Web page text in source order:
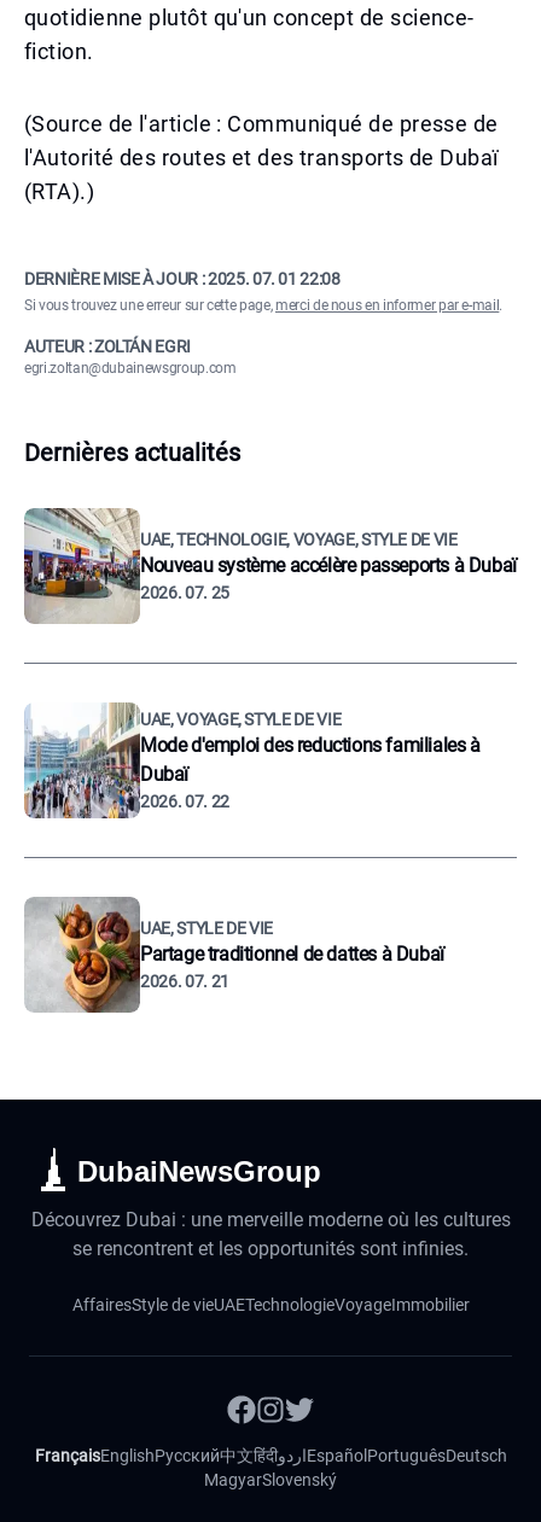
quotidienne plutôt qu'un concept de science-
fiction.
(Source de l'article : Communiqué de presse de
l'Autorité des routes et des transports de Dubaï
(RTA).)
DERNIÈRE MISE À JOUR :2025. 07. 01 22:08
Si vous trouvez une erreur sur cette page,merci de nous en informer par e-mail .
AUTEUR : ZOLTÁN EGRI
egri.zoltan@dubainewsgroup.com
Dernières actualités
UAE, TECHNOLOGIE, VOYAGE, STYLE DE VIE
Nouveau système accélère passeports à Dubaï
2026. 07. 25
UAE, VOYAGE, STYLE DE VIE
Mode d'emploi des reductions familiales à
Dubaï
2026. 07. 22
UAE, STYLE DE VIE
Partage traditionnel de dattes à Dubaï
2026. 07. 21
DubaiNewsGroup
Découvrez Dubai : une merveille moderne où les cultures
se rencontrent et les opportunités sont infinies.
AffairesStyle de vieUAETechnologieVoyageImmobilier
FrançaisEnglishРусский中文हिंदीاردوEspañol PortuguêsDeutsch
MagyarSlovenský